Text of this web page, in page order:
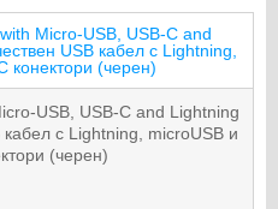
USB, USB-C and Lightning
с Lightning, microUSB и
(черен)